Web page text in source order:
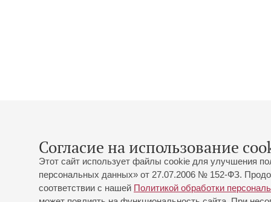
Согласие на использование
Этот сайт использует файлы cookie для улучшения
персональных данных» от 27.07.2006 № 152-ФЗ.
соответствии с нашей Политикой обработки